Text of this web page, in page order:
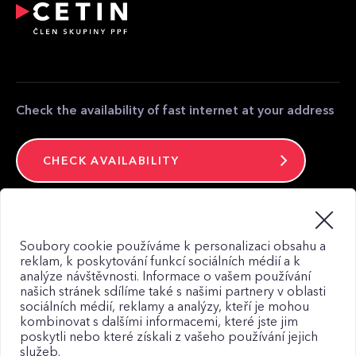
equipment
Check the availability of fast internet at your address
CHECK AVAILABILITY
Web map
Soubory cookie používáme k personalizaci obsahu a
reklam, k poskytování funkcí sociálních médií a k
analýze návštěvnosti. Informace o vašem používání
našich stránek sdílíme také s našimi partnery v oblasti
sociálních médií, reklamy a analýzy, kteří je mohou
kombinovat s dalšími informacemi, které jste jim
poskytli nebo které získali z vašeho používání jejich
služeb.